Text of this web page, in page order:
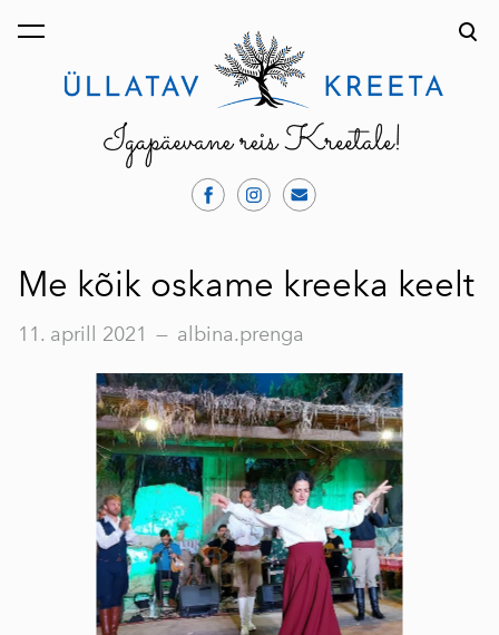
lisati ostukorvi. Vaata ostukorvi
Me kõik oskame kreeka keelt
11. aprill 2021 — albina.prenga